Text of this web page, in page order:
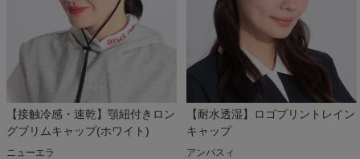
【接触冷感・速乾】顎紐付きロン
グブリムキャップ(ホワイト)
ニューエラ
【耐水透湿】ロゴプリントレイン
キャップ
アンパスィ